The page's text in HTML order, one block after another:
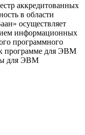
аккредитованных
в области
осуществляет
информационных
программного
к программе для ЭВМ
для ЭВМ